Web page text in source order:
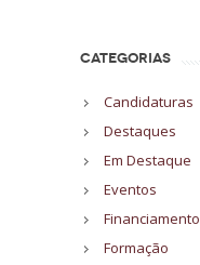
CATEGORIAS
Candidaturas
Destaques
Em Destaque
Eventos
Financiamento
Formação